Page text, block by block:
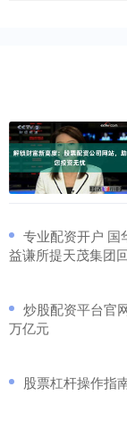
专业配资开户 国
益谦所提天茂集团
炒股配资平台官
万亿元
股票杠杆操作指